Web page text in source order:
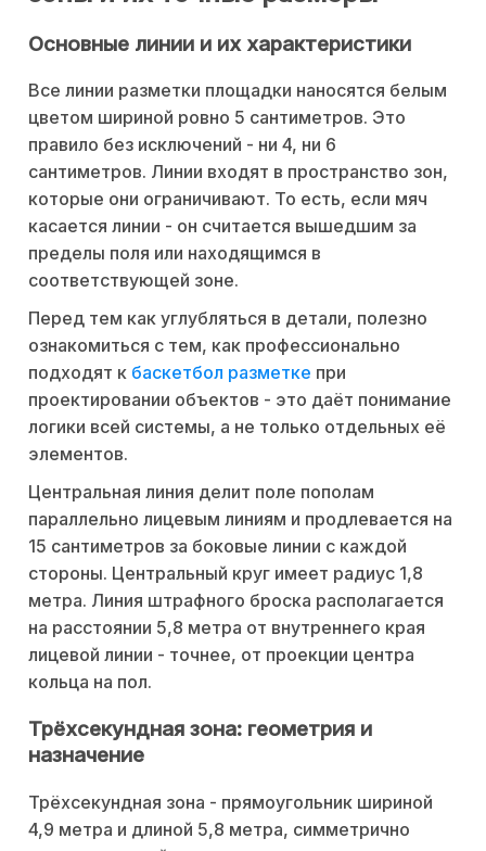
Основные линии и их характеристики
Все линии разметки площадки наносятся белым
цветом шириной ровно 5 сантиметров. Это
правило без исключений - ни 4, ни 6
сантиметров. Линии входят в пространство зон,
которые они ограничивают. То есть, если мяч
касается линии - он считается вышедшим за
пределы поля или находящимся в
соответствующей зоне.
Перед тем как углубляться в детали, полезно
ознакомиться с тем, как профессионально
подходят к баскетбол разметке при
проектировании объектов - это даёт понимание
логики всей системы, а не только отдельных её
элементов.
Центральная линия делит поле пополам
параллельно лицевым линиям и продлевается на
15 сантиметров за боковые линии с каждой
стороны. Центральный круг имеет радиус 1,8
метра. Линия штрафного броска располагается
на расстоянии 5,8 метра от внутреннего края
лицевой линии - точнее, от проекции центра
кольца на пол.
Трёхсекундная зона: геометрия и
назначение
Трёхсекундная зона - прямоугольник шириной
4,9 метра и длиной 5,8 метра, симметрично